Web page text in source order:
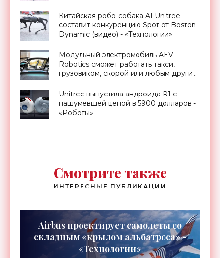
Китайская робо-собака A1 Unitree
составит конкуренцию Spot от Boston
Dynamic (видео) - «Технологии»
Модульный электромобиль AEV
Robotics сможет работать такси,
грузовиком, скорой или любым другим
Unitree выпустила андроида R1 с
нашумевшей ценой в 5900 долларов -
«Роботы»
Смотрите также
ИНТЕРЕСНЫЕ ПУБЛИКАЦИИ
Airbus проектирует самолеты со
складным «крылом альбатроса» -
«Технологии»